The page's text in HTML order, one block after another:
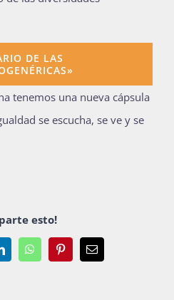
DE LAS
tenemos una nueva cápsula
se escucha, se ve y se
esto!
WhatsAppPinterestEmail